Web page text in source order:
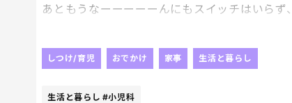
あともうなーーーーーんにもスイッチはいらず、
そして戻す気も起きない私😂
しつけ/育児 おでかけ 家事 生活と暮らし
生活と暮らし #小児科